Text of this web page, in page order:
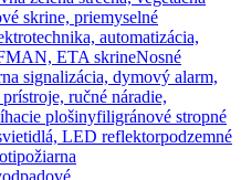
skrine, priemyselné
automatizácia,
ETA skrineNosné
signalizácia, dymový alarm,
ručné náradie,
plošinyfiligránové stropné
LED reflektorpodzemné
odpadové